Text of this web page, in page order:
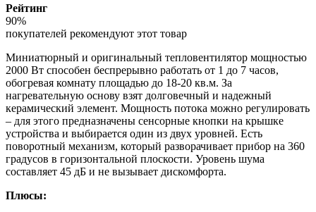
Рейтинг
90%
покупателей рекомендуют этот товар
Миниатюрный и оригинальный тепловентилятор мощностью
2000 Вт способен беспрерывно работать от 1 до 7 часов,
обогревая комнату площадью до 18-20 кв.м. За
нагревательную основу взят долговечный и надежный
керамический элемент. Мощность потока можно регулировать
– для этого предназначены сенсорные кнопки на крышке
устройства и выбирается один из двух уровней. Есть
поворотный механизм, который разворачивает прибор на 360
градусов в горизонтальной плоскости. Уровень шума
составляет 45 дБ и не вызывает дискомфорта.
Плюсы: